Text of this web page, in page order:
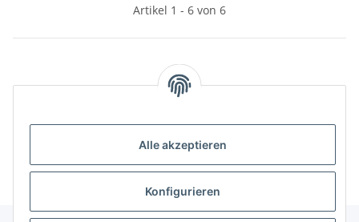
Alle akzeptieren
Konfigurieren
Artikel 1 - 6 von 6
Kategorien